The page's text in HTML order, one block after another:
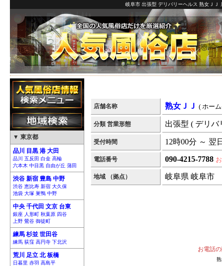
岐阜市 出張型 デリバリーヘルス 熟女Ｊ
▼ 東京都
品川 目黒 港 大田
品川 五反田 白金 高輪
六本木 中目黒 自由が丘 蒲田
渋谷 新宿 豊島 中野
渋谷 恵比寿 新宿 大久保
池袋 大塚 巣鴨 中野
中央 千代田 文京 台東
銀座 人形町 秋葉原 四谷
上野 鶯谷 御徒町
練馬 杉並 世田谷
練馬 荻窪 高円寺 下北沢
荒川 足立 北 板橋
日暮里 赤羽 高島平
店舗名称 熟女ＪＪ ( ホー
分類 営業形態 出張型 ( デリバ
受付時間 12時00分 ～ 翌
電話番号 090-4215-7788
地域 （拠点） 岐阜県 岐阜市
お電話